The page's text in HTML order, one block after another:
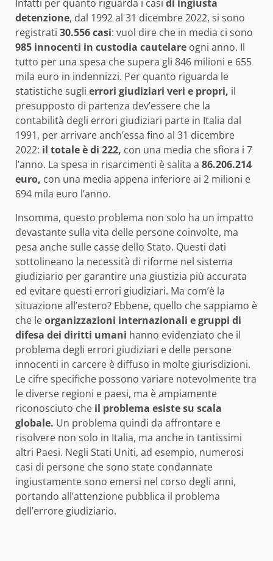
Infatti per quanto riguarda i casi di ingiusta
detenzione, dal 1992 al 31 dicembre 2022, si sono
registrati 30.556 casi: vuol dire che in media ci sono
985 innocenti in custodia cautelare ogni anno. Il
tutto per una spesa che supera gli 846 milioni e 655
mila euro in indennizzi. Per quanto riguarda le
statistiche sugli errori giudiziari veri e propri, il
presupposto di partenza dev’essere che la
contabilità degli errori giudiziari parte in Italia dal
1991, per arrivare anch’essa fino al 31 dicembre
2022: il totale è di 222, con una media che sfiora i 7
l’anno. La spesa in risarcimenti è salita a 86.206.214
euro, con una media appena inferiore ai 2 milioni e
694 mila euro l’anno.
Insomma, questo problema non solo ha un impatto
devastante sulla vita delle persone coinvolte, ma
pesa anche sulle casse dello Stato. Questi dati
sottolineano la necessità di riforme nel sistema
giudiziario per garantire una giustizia più accurata
ed evitare questi errori giudiziari. Ma com’è la
situazione all’estero? Ebbene, quello che sappiamo è
che leorganizzazioni internazionali e gruppi di
difesa dei diritti umani hanno evidenziato che il
problema degli errori giudiziari e delle persone
innocenti in carcere è diffuso in molte giurisdizioni.
Le cifre specifiche possono variare notevolmente tra
le diverse regioni e paesi, ma è ampiamente
riconosciuto che il problema esiste su scala
globale. Un problema quindi da affrontare e
risolvere non solo in Italia, ma anche in tantissimi
altri Paesi. Negli Stati Uniti, ad esempio, numerosi
casi di persone che sono state condannate
ingiustamente sono emersi nel corso degli anni,
portando all’attenzione pubblica il problema
dell’errore giudiziario.